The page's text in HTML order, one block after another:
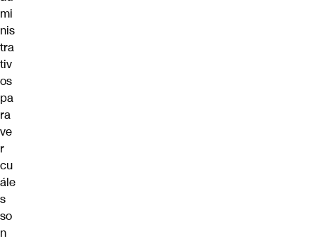
mi
nis
tra
tiv
os
pa
ra
ve
r
cu
ále
s
so
n